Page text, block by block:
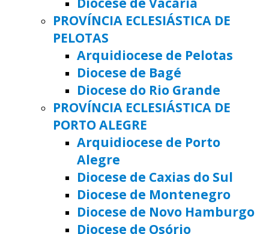
PROVÍNCIA ECLESIÁSTICA DE
PELOTAS
Arquidiocese de Pelotas
Diocese de Bagé
Diocese do Rio Grande
PROVÍNCIA ECLESIÁSTICA DE
PORTO ALEGRE
Arquidiocese de Porto
Alegre
Diocese de Caxias do Sul
Diocese de Montenegro
Diocese de Novo Hamburgo
Diocese de Osório